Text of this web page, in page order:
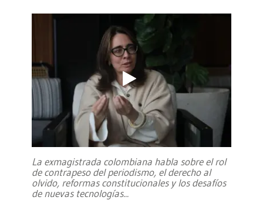
La exmagistrada colombiana habla sobre el rol
de contrapeso del periodismo, el derecho al
olvido, reformas constitucionales y los desafíos
de nuevas tecnologías...